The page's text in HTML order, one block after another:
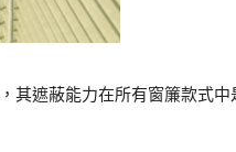
，其遮蔽能力在所有窗簾款式